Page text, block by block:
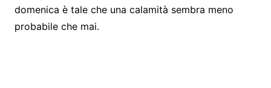
domenica è tale che una calamità sembra meno
probabile che mai.